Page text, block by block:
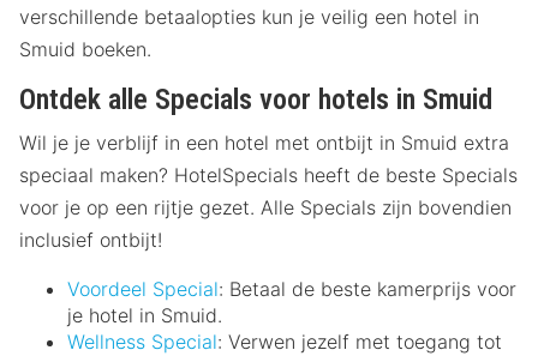
verschillende betaalopties kun je veilig een hotel in
Smuid boeken.
Ontdek alle Specials voor hotels in Smuid
Wil je je verblijf in een hotel met ontbijt in Smuid extra
speciaal maken? HotelSpecials heeft de beste Specials
voor je op een rijtje gezet. Alle Specials zijn bovendien
inclusief ontbijt!
Voordeel Special: Betaal de beste kamerprijs voor
je hotel in Smuid.
Wellness Special: Verwen jezelf met toegang tot